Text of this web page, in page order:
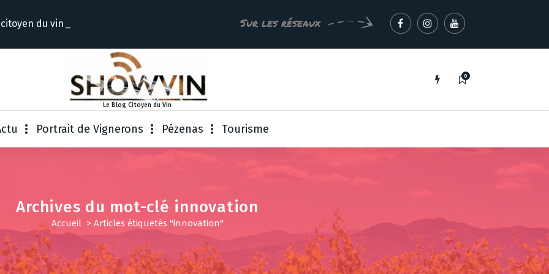
Sur les réseaux
Le Blog Citoyen du Vin
0
Portrait de Vignerons Pézenas Tourisme
Archives du mot-clé innovation
Accueil > Articles étiquetés "innovation"